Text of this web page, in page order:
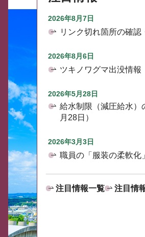
2026年8月7日
リンク切れ箇所の確
2026年8月6日
ツキノワグマ出没情報
2026年5月28日
給水制限（減圧給水）
月28日）
2026年3月3日
職員の「服装の柔軟化
注目情報一覧 注目情